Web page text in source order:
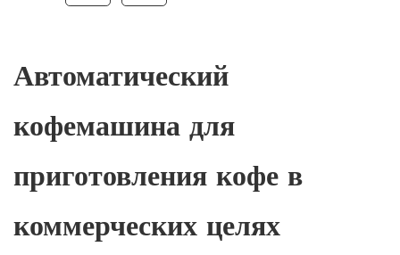
Автоматический
кофемашина для
приготовления кофе в
коммерческих целях